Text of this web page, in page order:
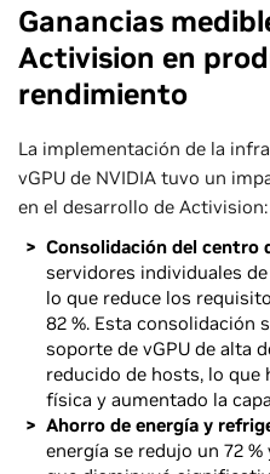
Ganancias
Activision en
rendimiento
La implementación de la
vGPU de NVIDIA tuvo un
en el desarrollo de Activision:
Consolidación del centro
servidores individuales de
lo que reduce los
82 %. Esta consolidación
soporte de vGPU de alta
reducido de hosts, lo
física y aumentado la
Ahorro de energía y
energía se redujo un 72